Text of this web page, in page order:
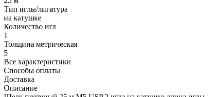
Тип иглы/лигатура
на катушке
Количество игл
1
Толщина метрическая
5
Все характеристики
Способы оплаты
Доставка
Описание